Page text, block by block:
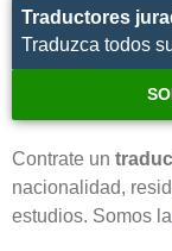
Traductores
Traduzca todos
Contrate un
nacionalidad,
estudios. Somos la